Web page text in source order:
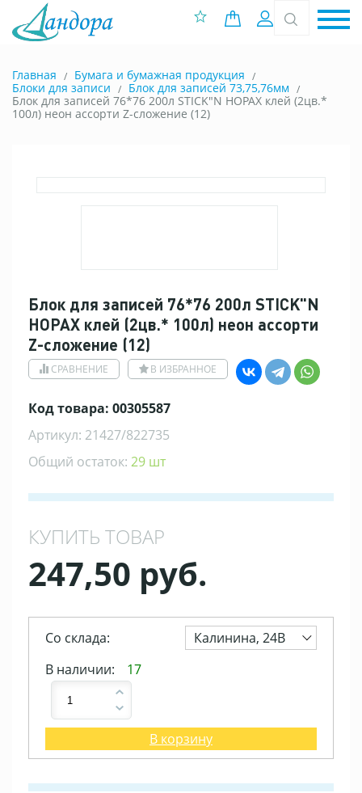
0 позиций
Вход
Главная
Бумага и бумажная продукция
Блоки для записи
Блок для записей 73,75,76мм
Блок для записей 76*76 200л STICK"N HOPAX клей (2цв.*
100л) неон ассорти Z-сложение (12)
Блок для записей 76*76 200л STICK"N
HOPAX клей (2цв.* 100л) неон ассорти
Z-сложение (12)
СРАВНЕНИЕ В ИЗБРАННОЕ
Код товара: 00305587
Артикул: 21427/822735
Общий остаток: 29 шт
КУПИТЬ ТОВАР
247,50 руб.
Со склада:
Калинина, 24В
В наличии:
17
В корзину